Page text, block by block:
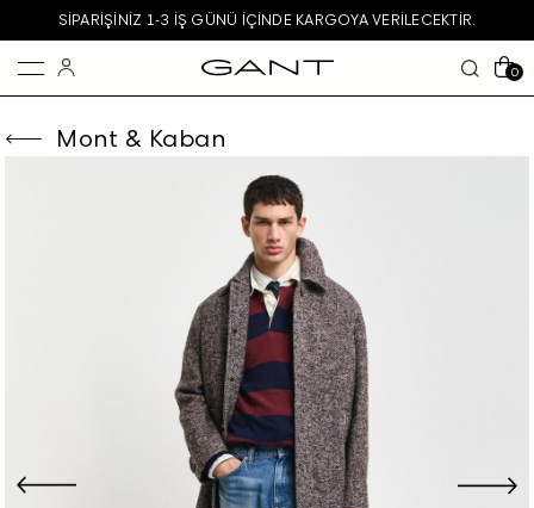
SIPARIŞINIZ 1-3 IŞ GÜNÜ IÇINDE KARGOYA VERILECEKTIR.
0
Mont & Kaban